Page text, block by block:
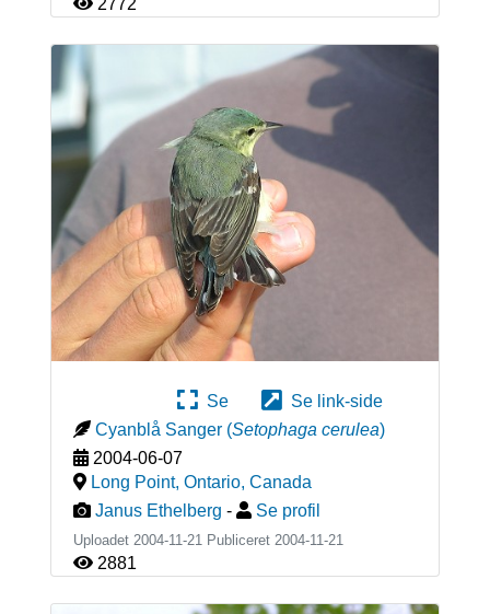
Se
Se link-side
Cyanblå Sanger (Setophaga cerulea)
2004-06-07
Long Point, Ontario, Canada
Janus Ethelberg - Se profil
Uploadet 2004-11-21 Publiceret 2004-11-21
2881